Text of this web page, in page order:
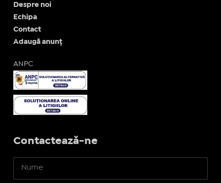
Despre noi
Echipa
Contact
Adaugă anunț
ANPC
Contactează-ne